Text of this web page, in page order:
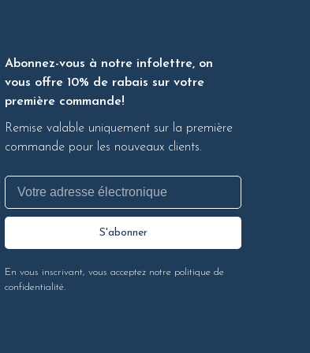
Abonnez-vous à notre infolettre, on
vous offre 10% de rabais sur votre
première commande!
Remise valable uniquement sur la première
commande pour les nouveaux clients.
S'abonner
En vous inscrivant, vous acceptez notre politique de
confidentialité.